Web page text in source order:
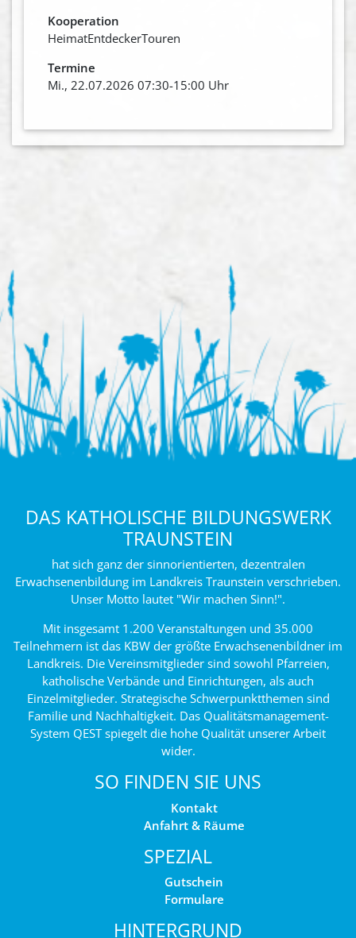
Kooperation
HeimatEntdeckerTouren
Termine
Mi., 22.07.2026 07:30-15:00 Uhr
DAS KATHOLISCHE BILDUNGSWERK
TRAUNSTEIN
hat sich ganz der sinnorientierten, dezentralen
Erwachsenenbildung im Landkreis Traunstein verschrieben.
Unser Motto lautet "Wir machen Sinn!".
Mit insgesamt 1.200 Veranstaltungen und 35.000
Teilnehmern ist das KBW der größte Erwachsenenbildner im
Landkreis. Die Vereinsmitglieder sind sowohl Pfarreien,
katholische Verbände und Einrichtungen, als auch
Einzelmitglieder. Strategische Schwerpunktthemen sind
Familie und Nachhaltigkeit. Das Qualitätsmanagement-
System QEST spiegelt die hohe Qualität unserer Arbeit
wider.
SO FINDEN SIE UNS
Kontakt
Anfahrt & Räume
SPEZIAL
Gutschein
Formulare
HINTERGRUND